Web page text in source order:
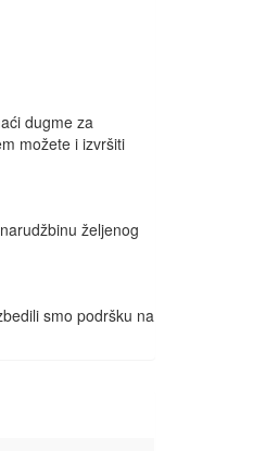
dugme za
možete i izvršiti
željenog
smo podršku na